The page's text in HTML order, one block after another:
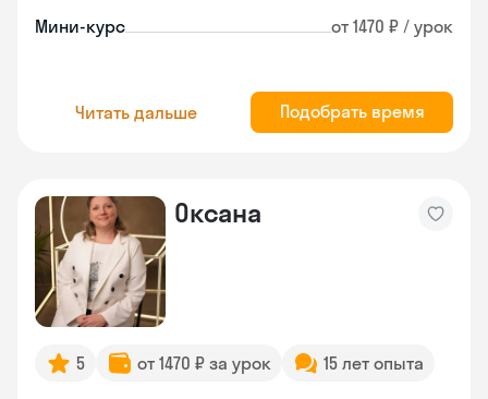
Мини-курс от 1470 ₽ / урок
Читать дальше Подобрать время
Оксана
5 от 1470 ₽ за урок 15 лет опыта